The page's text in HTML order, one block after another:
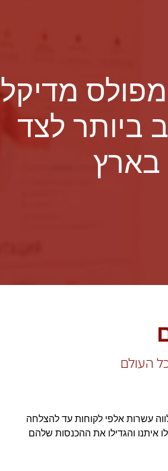
מדיקל
ביותר לצד
בארץ
העולם
בשוק הישראלי ובחו״ל כבר למעלה מ-10 שנים ומלווה עשרות אלפי לקוחות עד להצלחה
איתנו והגדילו את ההכנסות שלהם